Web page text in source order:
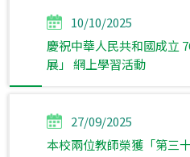
10/10/2025
慶祝中華人民共和國成立
展」 網上學習活動
27/09/2025
本校兩位教師榮獲「第三